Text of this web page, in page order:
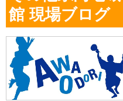
館 現場ブログ